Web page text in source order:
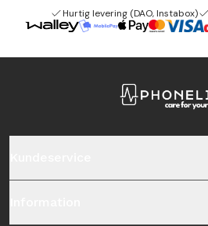
Hurtig levering (DAO, Instabox)